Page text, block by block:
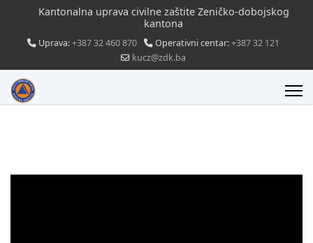
Kantonalna uprava civilne zaštite Zeničko-dobojskog
kantona
Uprava:+387 32 460 870 Operativni centar:+387 32 121
kucz@zdk.ba